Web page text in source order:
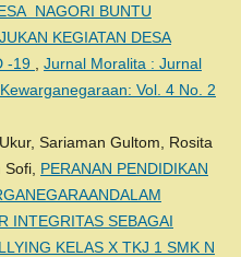
NAGORI BUNTU
KEGIATAN DESA
-19
Jurnal Moralita : Jurnal
Vol. 4 No. 2
Sariaman Gultom, Rosita
PERANAN PENDIDIKAN
INTEGRITAS SEBAGAI
KELAS X TKJ 1 SMK N